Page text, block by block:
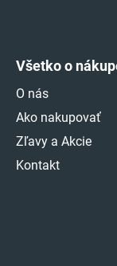
Všetko o
O nás
Ako nakupovať
Zľavy a Akcie
Kontakt